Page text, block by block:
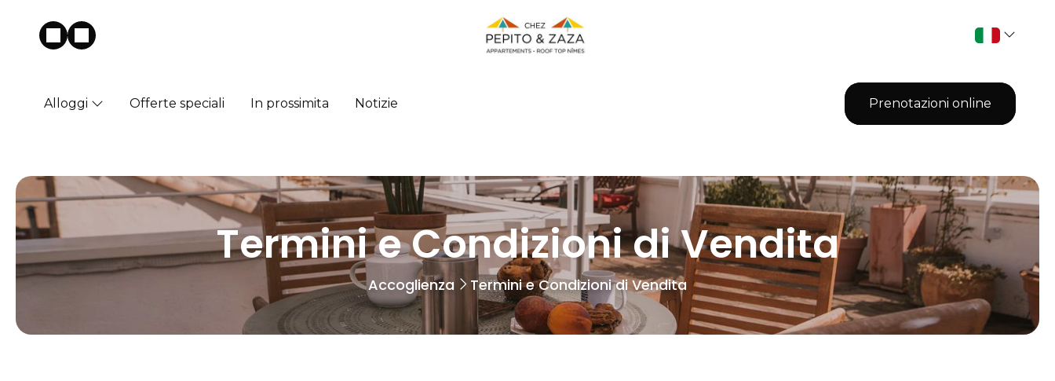
Alloggi Offerte speciali In prossimita Notizie Prenotazioni online
Termini e Condizioni di Vendita
Accoglienza Termini e Condizioni di Vendita